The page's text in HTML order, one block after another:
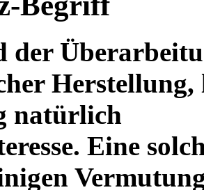
der
Herstellung,
natürlich
Eine